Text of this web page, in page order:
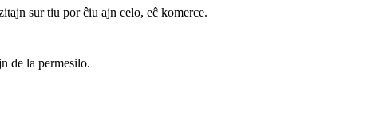
sur tiu por ĉiu ajn celo, eĉ komerce.
de la permesilo.